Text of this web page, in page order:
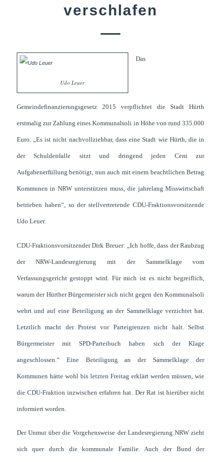
verschlafen
Udo Leuer
Das
Gemeindefinanzierungsgesetz 2015 verpflichtet die Stadt Hürth
erstmalig zur Zahlung eines Kommunalsoli in Höhe von rund 335.000
Euro. „Es ist nicht nachvollziehbar, dass eine Stadt wie Hürth, die in
der Schuldenfalle sitzt und dringend jeden Cent zur
Aufgabenerfüllung benötigt, nun auch mit einem beachtlichen Betrag
Kommunen in NRW unterstützen muss, die jahrelang Misswirtschaft
betrieben haben“, so der stellvertretende CDU-Fraktionsvorsitzende
Udo Leuer.
CDU-Fraktionsvorsitzender Dirk Breuer: „Ich hoffe, dass der Raubzug
der NRW-Landesregierung mit der Sammelklage vom
Verfassungsgericht gestoppt wird. Für mich ist es nicht begreiflich,
warum der Hürther Bürgermeister sich nicht gegen den Kommunalsoli
wehrt und auf eine Beteiligung an der Sammelklage verzichtet hat.
Letztlich macht der Protest vor Parteigrenzen nicht halt. Selbst
Bürgermeister mit SPD-Parteibuch haben sich der Klage
angeschlossen.“ Eine Beteiligung an der Sammelklage der
Kommunen hätte wohl bis letzten Freitag erklärt werden müssen, wie
die CDU-Fraktion inzwischen erfahren hat. Der Rat ist hierüber nicht
informiert worden.
Der Unmut über die Vorgehensweise der Landesregierung NRW zieht
sich quer durch die kommunale Familie. Auch der Bund der